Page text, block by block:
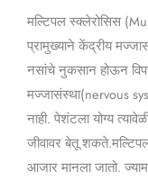
मल्टिपल स्क्लेरोसिस
प्रामुख्याने केंद्रीय
नसांचे नुकसान होऊन
मज्जासंस्था(nervous
नाही. पेशंटला योग्य
जीवावर बेतू
आजार मानला जातो.
उपचार